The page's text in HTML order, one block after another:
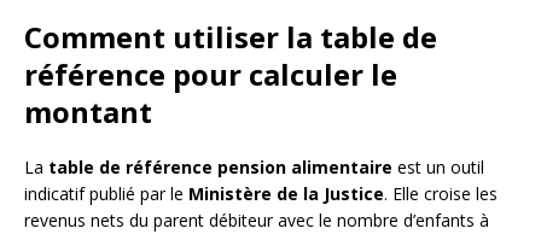
Comment utiliser la table de
référence pour calculer le
montant
La table de référence pension alimentaire est un outil
indicatif publié par le Ministère de la Justice. Elle croise les
revenus nets du parent débiteur avec le nombre d’enfants à